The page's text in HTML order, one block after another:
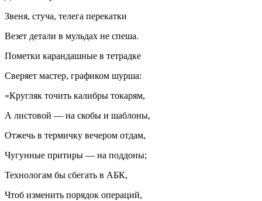
Звеня, стуча, телега перекатки
Везет детали в мульдах не спеша.
Пометки карандашные в тетрадке
Сверяет мастер, графиком шурша:
«Кругляк точить калибры токарям,
А листовой — на скобы и шаблоны,
Отжечь в термичку вечером отдам,
Чугунные притиры — на поддоны;
Технологам бы сбегать в АБК,
Чтоб изменить порядок операций,